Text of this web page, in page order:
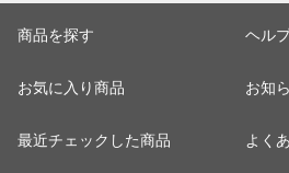
商品を探す
お気に入り商品
最近チェックした商品
ヘル
お知
よく